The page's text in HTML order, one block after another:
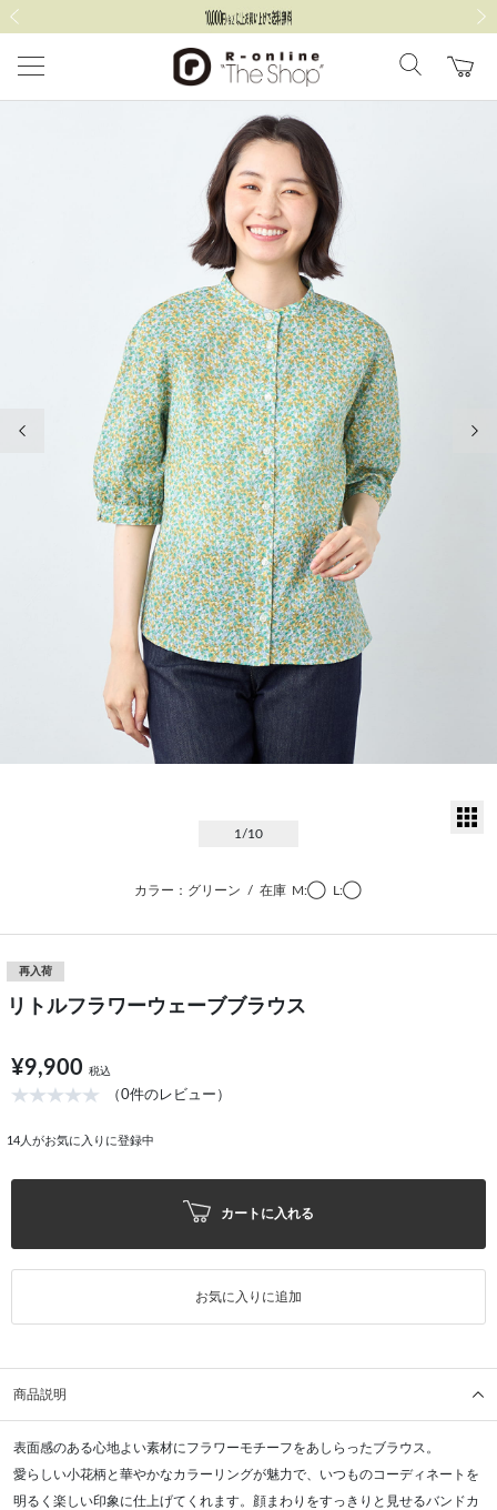
1 /10
カラー：グリーン / 在庫 M:◯ L:◯
再入荷
リトルフラワーウェーブブラウス
¥9,900 税込
（0件のレビュー）
14 人がお気に入りに登録中
カートに入れる
お気に入りに追加
商品説明
表面感のある心地よい素材にフラワーモチーフをあしらったブラウス。
愛らしい小花柄と華やかなカラーリングが魅力で、いつものコーディネートを
明るく楽しい印象に仕上げてくれます。顔まわりをすっきりと見せるバンドカ